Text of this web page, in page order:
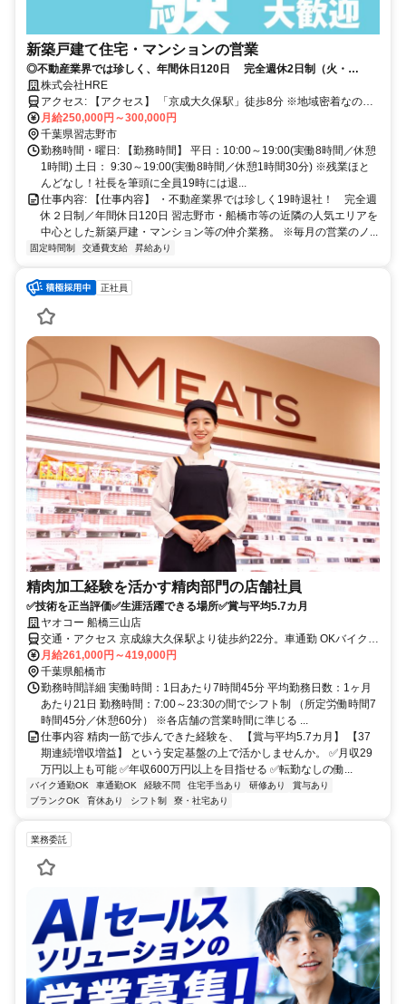
新築戸建て住宅・マンションの営業
◎不動産業界では珍しく、年間休日120日 完全週休2日制（火・
水）、ＧＷ（5日）、夏季（9日）、年末年始（9日）◎仕事はキッチ
リ、休む時は徹底的に遊ぶ！ 未経験から会社と一緒に「楽しみなが
ら」成長しませんか？
株式会社HRE
アクセス: 【アクセス】 「京成大久保駅」徒歩8分 ※地域密着なので
転勤はあっても市内のみ ※車通勤応相談(社有車貸与：社有車での通
勤もOK) ★音楽の流れるカジュアルなオフィスです。 （お好きな曲
をぜひお持ちください。リクエストお待ちしています！）
月給250,000円～300,000円
千葉県習志野市
勤務時間・曜日: 【勤務時間】 平日：10:00～19:00(実働8時間／休憩
1時間) 土日： 9:30～19:00(実働8時間／休憩1時間30分) ※残業ほと
んどなし！社長を筆頭に全員19時には退...
仕事内容: 【仕事内容】 ・不動産業界では珍しく19時退社！ 完全週
休２日制／年間休日120日 習志野市・船橋市等の近隣の人気エリアを
中心とした新築戸建・マンション等の仲介業務。 ※毎月の営業のノ...
固定時間制 交通費支給 昇給あり
正社員
精肉加工経験を活かす精肉部門の店舗社員
✅技術を正当評価✅生涯活躍できる場所✅賞与平均5.7カ月
ヤオコー 船橋三山店
交通・アクセス 京成線大久保駅より徒歩約22分。車通勤 OKバイク通
勤 OK自転車通勤 OK
月給261,000円～419,000円
千葉県船橋市
勤務時間詳細 実働時間：1日あたり7時間45分 平均勤務日数：1ヶ月
あたり21日 勤務時間：7:00～23:30の間でシフト制 （所定労働時間7
時間45分／休憩60分） ※各店舗の営業時間に準じる ...
仕事内容 精肉一筋で歩んできた経験を、 【賞与平均5.7カ月】 【37
期連続増収増益】 という安定基盤の上で活かしませんか。 ✅月収29
万円以上も可能 ✅年収600万円以上を目指せる ✅転勤なしの働...
バイク通勤OK 車通勤OK 経験不問 住宅手当あり 研修あり
賞与あり
ブランクOK
育休あり シフト制 寮・社宅あり
業務委託